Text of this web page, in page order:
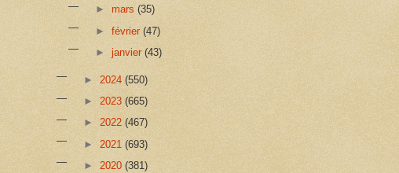
►mars(35)
►février(47)
► janvier(43)
► 2024 (550)
► 2023 (665)
► 2022 (467)
► 2021 (693)
► 2020 (381)